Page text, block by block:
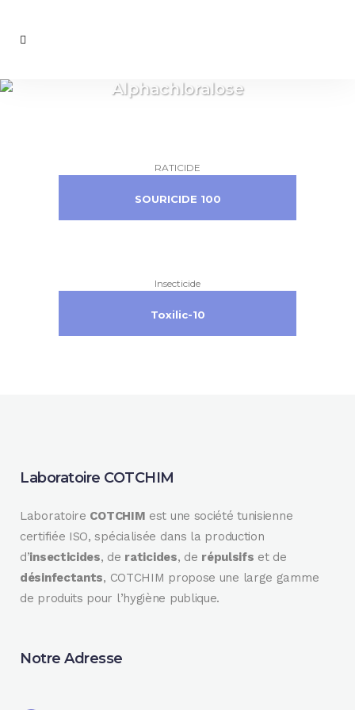
Alphachloralose
RATICIDE
SOURICIDE 100
Insecticide
Toxilic-10
Laboratoire COTCHIM
Laboratoire COTCHIM est une société tunisienne
certifiée ISO, spécialisée dans la production
d’insecticides, de raticides, de répulsifs et de
désinfectants, COTCHIM propose une large gamme
de produits pour l’hygiène publique.
Notre Adresse